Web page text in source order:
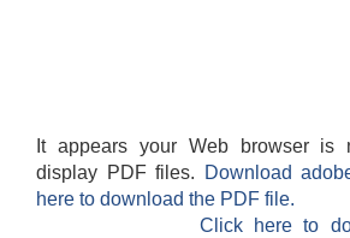
It appears your Web browser is
display PDF files.
Download
here to download the PDF file.
Click here to